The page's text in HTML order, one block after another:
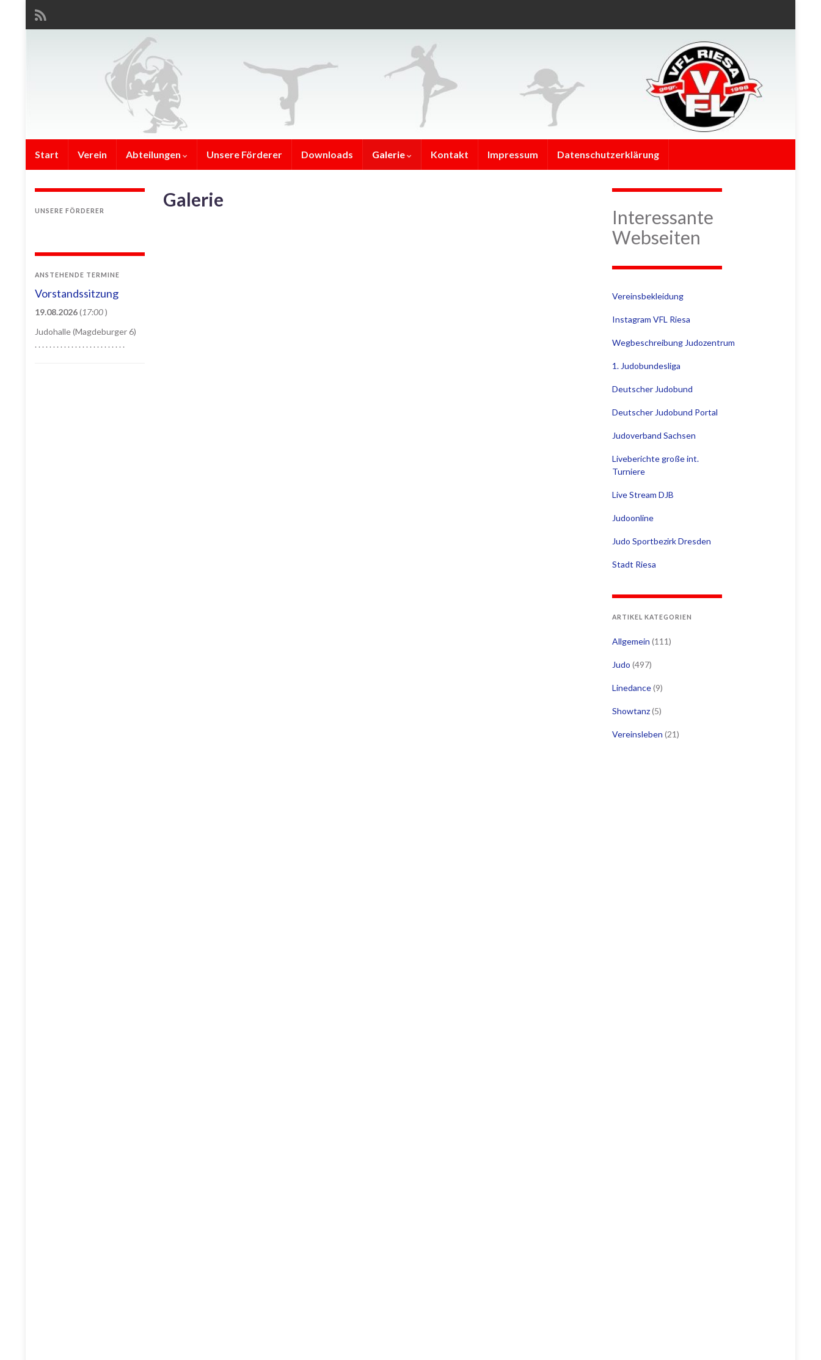
Start Verein Abteilungen Unsere Förderer Downloads Galerie Kontakt Impressum Datenschutzerklärung
Galerie
UNSERE FÖRDERER
ANSTEHENDE TERMINE
Vorstandssitzung
19.08.2026(17:00)
Judohalle (Magdeburger 6)
. . . . . . . . . . . . . . . . . . . . . . . . .
Interessante
Webseiten
Vereinsbekleidung
Instagram VFL Riesa
Wegbeschreibung Judozentrum
1. Judobundesliga
Deutscher Judobund
Deutscher Judobund Portal
Judoverband Sachsen
Liveberichte große int.
Turniere
Live Stream DJB
Judoonline
Judo Sportbezirk Dresden
Stadt Riesa
ARTIKEL KATEGORIEN
Allgemein (111)
Judo (497)
Linedance(9)
Showtanz(5)
Vereinsleben (21)